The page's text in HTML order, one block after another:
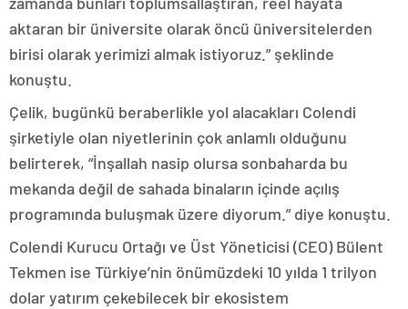
aktaran bir üniversite olarak öncü üniversitelerden
birisi olarak yerimizi almak istiyoruz.” şeklinde
konuştu.
Çelik, bugünkü beraberlikle yol alacakları Colendi
şirketiyle olan niyetlerinin çok anlamlı olduğunu
belirterek, “İnşallah nasip olursa sonbaharda bu
mekanda değil de sahada binaların içinde açılış
programında buluşmak üzere diyorum.” diye konuştu.
Colendi Kurucu Ortağı ve Üst Yöneticisi (CEO) Bülent
Tekmen ise Türkiye’nin önümüzdeki 10 yılda 1 trilyon
dolar yatırım çekebilecek bir ekosistem